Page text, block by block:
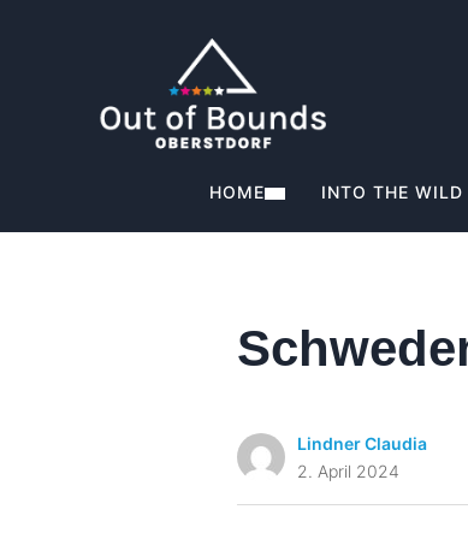
HOME INTO THE WILD
Lindner Claudia
2. April 2024